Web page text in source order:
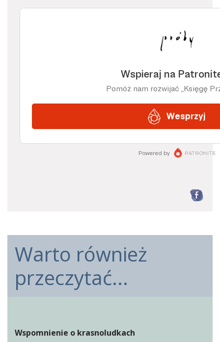
Warto również
przeczytać...
Wspomnienie o krasnoludkach